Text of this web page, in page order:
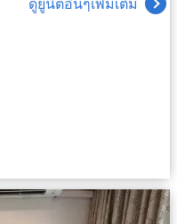
ดูยูนิตอื่นๆเพิ่มเติม